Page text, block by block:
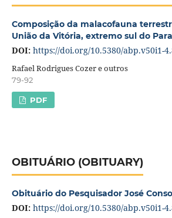
Composição da malacofauna
União da Vitória, extremo sul do
DOI: https://doi.org/10.5380/abp.v50i1-
Rafael Rodrigues Cozer e outros
79-92
PDF
OBITUÁRIO (OBITUARY)
Obituário do Pesquisador José
DOI: https://doi.org/10.5380/abp.v50i1-